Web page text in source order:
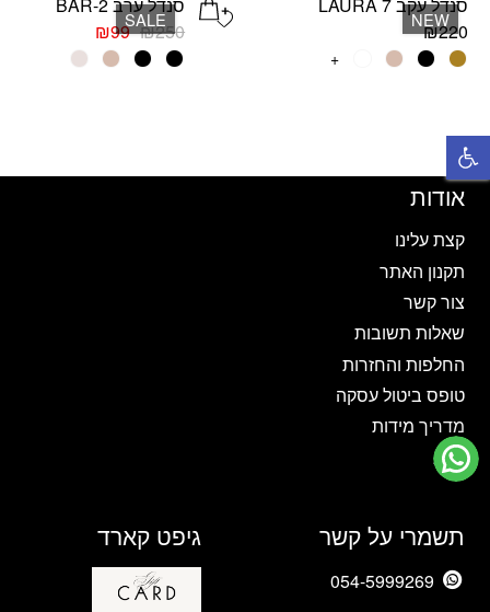
Add wishlist NEW
₪220
למוצר
מספר
סוגים.
ניתן
לבחור
את
בעמוד
המוצר
+
SALE
₪250
המחיר
המקורי
היה:
₪99 המחיר
הנוכחי
הוא:
למוצר
ניתן
אודות
קצת עלינו
תקנון האתר
צור קשר
שאלות תשובות
החלפות והחזרות
טופס ביטול עסקה
מדריך מידות
בלוג
תשמרי על קשר
054-5999269
גיפט קארד
פתח סרגל נגישות